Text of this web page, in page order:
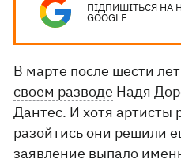
ПІДПИШІТЬСЯ НА
GOOGLE
В марте после шести
своем разводе Надя
Дантес. И хотя артисты
разойтись они решили
заявление выпало